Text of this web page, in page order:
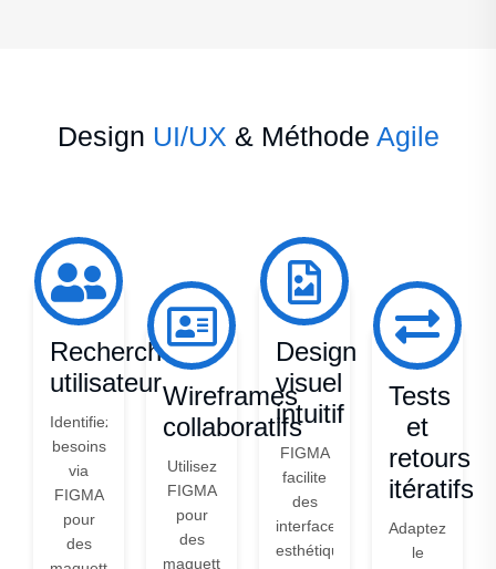
Design UI/UX & Méthode Agile
Recherche
utilisateur
Identifiez
besoins
via
FIGMA
pour
des
Wireframes
collaboratifs
Utilisez
FIGMA
pour
des
maquettes
Design
visuel
intuitif
FIGMA
facilite
des
interfaces
esthétiques
Tests
et
retours
itératifs
Adaptez
le